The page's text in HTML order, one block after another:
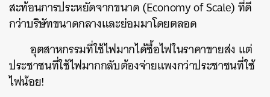
สะท้อนการประหยัดจากขนาด (Economy of Scale) ที่ดี
กว่าบริษัทขนาดกลางและย่อมมาโดยตลอด
อุตสาหกรรมที่ใช้ไฟมากได้ซื้อไฟในราคาขายส่ง แต่
ประชาชนที่ใช้ไฟมากกลับต้องจ่ายแพงกว่าประชาชนที่ใช้
ไฟน้อย!